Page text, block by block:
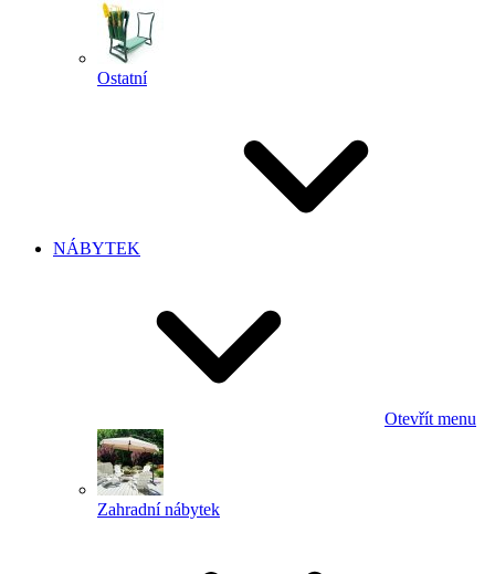
Ostatní
NÁBYTEK
Otevřít menu
Zahradní nábytek